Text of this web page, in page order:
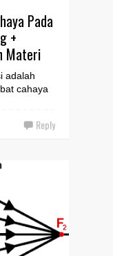
Pada
+
Materi
adalah
cahaya
Reply